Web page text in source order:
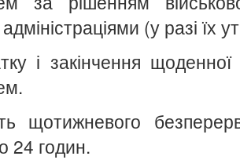
(у разі їх
і закінчення
щотижневого
24 годин.